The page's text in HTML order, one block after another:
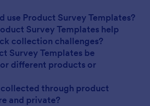
use Product Survey Templates?
Survey Templates help
collection challenges?
Survey Templates be
different products or
collected through product
and private?